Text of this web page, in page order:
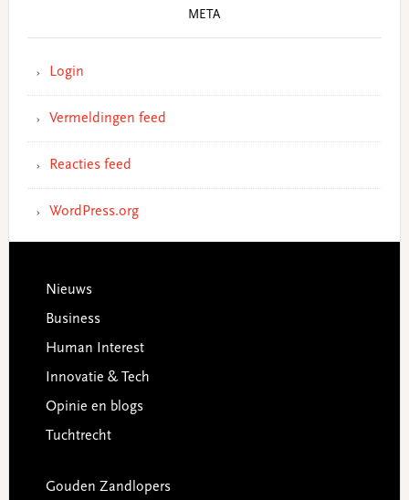
META
Login
Vermeldingen feed
Reacties feed
WordPress.org
Footer
Nieuws
Business
Human Interest
Innovatie & Tech
Opinie en blogs
Tuchtrecht
Gouden Zandlopers